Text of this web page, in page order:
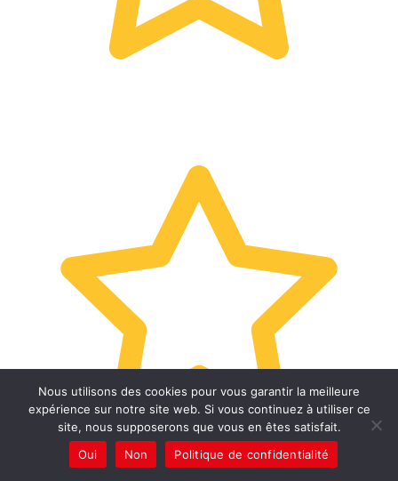
Nous utilisons des cookies pour vous garantir la meilleure
expérience sur notre site web. Si vous continuez à utiliser ce
site, nous supposerons que vous en êtes satisfait.
Oui
Non Politique de confidentialité